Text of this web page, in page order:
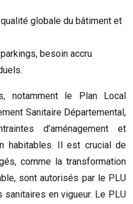
globale du bâtiment et
besoin accru
notamment le Plan Local
Sanitaire Départemental,
d’aménagement et
habitables. Il est crucial de
comme la transformation
sont autorisés par le PLU
en vigueur. Le PLU